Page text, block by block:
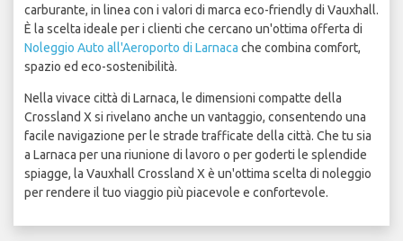
carburante, in linea con i valori di marca eco-friendly di Vauxhall.
È la scelta ideale per i clienti che cercano un'ottima offerta di
Noleggio Auto all'Aeroporto di Larnaca che combina comfort,
spazio ed eco-sostenibilità.
Nella vivace città di Larnaca, le dimensioni compatte della
Crossland X si rivelano anche un vantaggio, consentendo una
facile navigazione per le strade trafficate della città. Che tu sia
a Larnaca per una riunione di lavoro o per goderti le splendide
spiagge, la Vauxhall Crossland X è un'ottima scelta di noleggio
per rendere il tuo viaggio più piacevole e confortevole.